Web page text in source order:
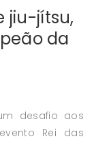
jiu-jítsu,
da
desafio aos
Rei das